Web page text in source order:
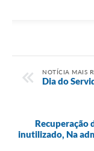
NOTÍCIA MAIS
Dia do
Recuperação
inutilizado, Na